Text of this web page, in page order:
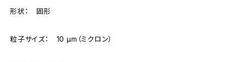
形状： 固形
粒子サイズ： 10 µm（ミクロン）